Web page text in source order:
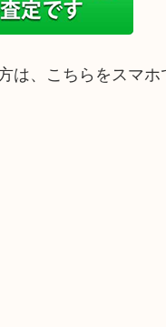
は、こちらをスマ